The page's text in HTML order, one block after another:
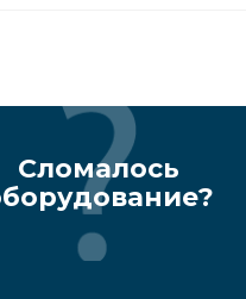
Сломалось